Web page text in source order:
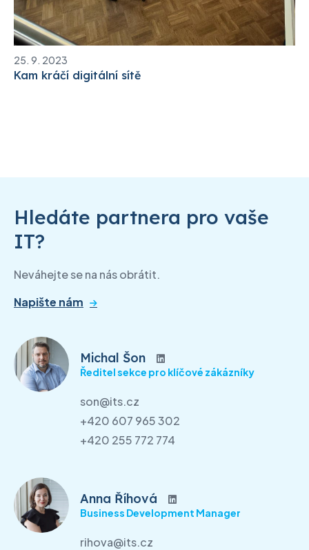
25. 9. 2023
Kam kráčí digitální sítě
Hledáte partnera pro vaše
IT?
Neváhejte se na nás obrátit.
Napište nám
Michal Šon
Ředitel sekce pro klíčové zákázníky
son@its.cz
+420 607 965 302
+420 255 772 774
Anna Říhová
Business Development Manager
rihova@its.cz